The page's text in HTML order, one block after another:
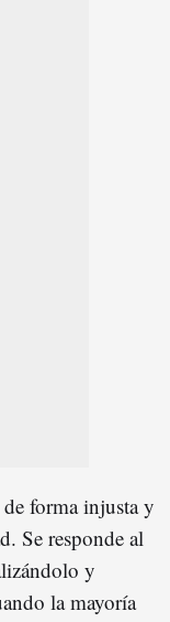
forma injusta y
Se responde al
y
la mayoría